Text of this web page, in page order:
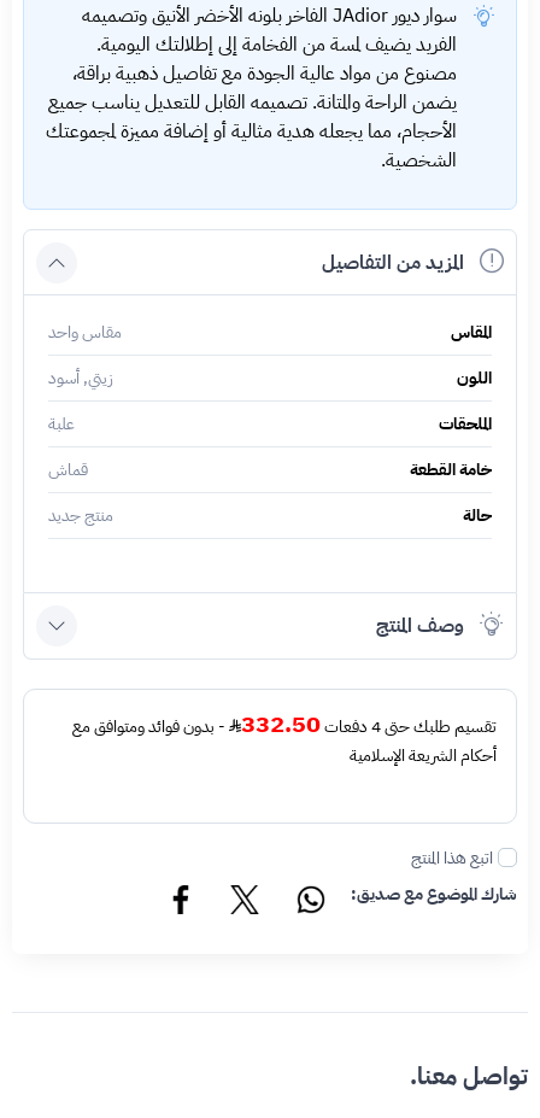
سوار ديور JAdior الفاخر بلونه الأخضر الأنيق وتصميمه
الفريد يضيف لمسة من الفخامة إلى إطلالتك اليومية.
مصنوع من مواد عالية الجودة مع تفاصيل ذهبية براقة،
يضمن الراحة والمتانة. تصميمه القابل للتعديل يناسب جميع
الأحجام، مما يجعله هدية مثالية أو إضافة مميزة لمجموعتك
الشخصية.
المزيد من التفاصيل
المقاس
مقاس واحد
اللون
زيتي, أسود
الملحقات
علبة
خامة القطعة
قماش
حالة
منتج جديد
وصف المنتج
تقسيم طلبك حتى 4 دفعات 332.50
- بدون فوائد ومتوافق مع
أحكام الشريعة الإسلامية
اتبع هذا المنتج
شارك الموضوع مع صديق:
تواصل معنا.